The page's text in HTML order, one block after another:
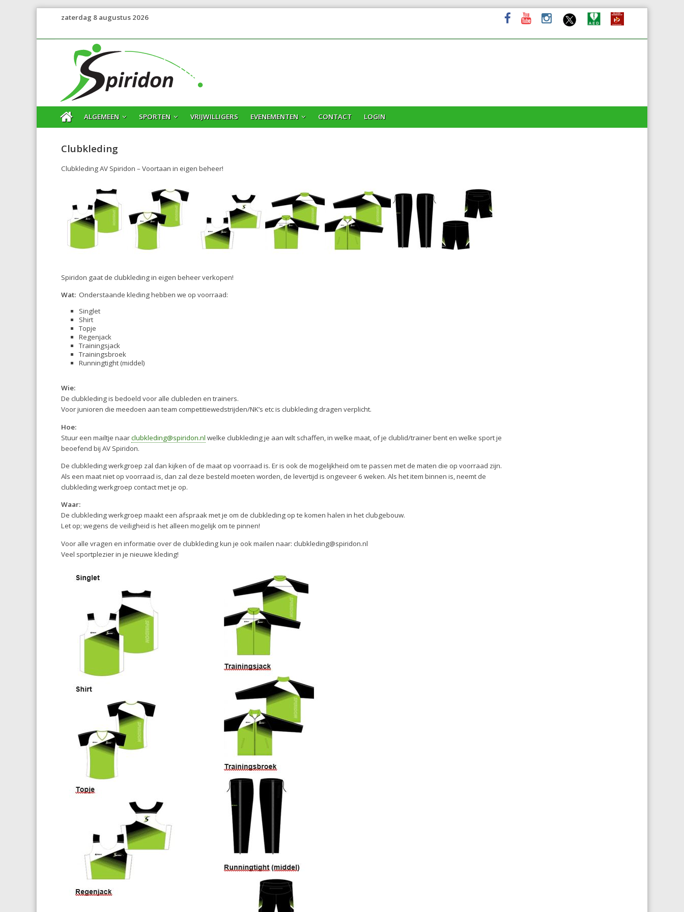
zaterdag 8 augustus 2026
ALGEMEEN SPORTEN VRIJWILLIGERS EVENEMENTEN CONTACT LOGIN
Clubkleding
Clubkleding AV Spiridon – Voortaan in eigen beheer!
Spiridon gaat de clubkleding in eigen beheer verkopen!
Wat: Onderstaande kleding hebben we op voorraad:
Singlet
Shirt
Topje
Regenjack
Trainingsjack
Trainingsbroek
Runningtight (middel)
Wie:
De clubkleding is bedoeld voor alle clubleden en trainers.
Voor junioren die meedoen aan team competitiewedstrijden/NK’s etc is clubkleding dragen verplicht.
Hoe:
Stuur een mailtje naarclubkleding@spiridon.nl welke clubkleding je aan wilt schaffen, in welke maat, of je clublid/trainer bent en welke sport je
beoefend bij AV Spiridon.
De clubkleding werkgroep zal dan kijken of de maat op voorraad is. Er is ook de mogelijkheid om te passen met de maten die op voorraad zijn.
Als een maat niet op voorraad is, dan zal deze besteld moeten worden, de levertijd is ongeveer 6 weken. Als het item binnen is, neemt de
clubkleding werkgroep contact met je op.
Waar:
De clubkleding werkgroep maakt een afspraak met je om de clubkleding op te komen halen in het clubgebouw.
Let op; wegens de veiligheid is het alleen mogelijk om te pinnen!
Voor alle vragen en informatie over de clubkleding kun je ook mailen naar: clubkleding@spiridon.nl
Veel sportplezier in je nieuwe kleding!